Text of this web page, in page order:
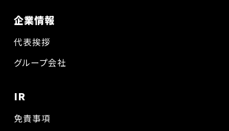
企業情報
代表挨拶
グループ会社
IR
免責事項